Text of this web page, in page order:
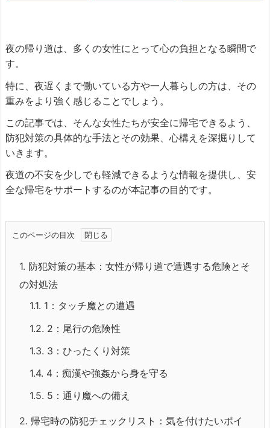
夜の帰り道は、多くの女性にとって心の負担となる瞬間で
す。
特に、夜遅くまで働いている方や一人暮らしの方は、その
重みをより強く感じることでしょう。
この記事では、そんな女性たちが安全に帰宅できるよう、
防犯対策の具体的な手法とその効果、心構えを深掘りして
いきます。
夜道の不安を少しでも軽減できるような情報を提供し、安
全な帰宅をサポートするのが本記事の目的です。
このページの目次
1. 防犯対策の基本：女性が帰り道で遭遇する危険とそ
の対処法
1.1. 1：タッチ魔との遭遇
1.2. 2：尾行の危険性
1.3. 3：ひったくり対策
1.4. 4：痴漢や強姦から身を守る
1.5. 5：通り魔への備え
2. 帰宅時の防犯チェックリスト：気を付けたいポイ